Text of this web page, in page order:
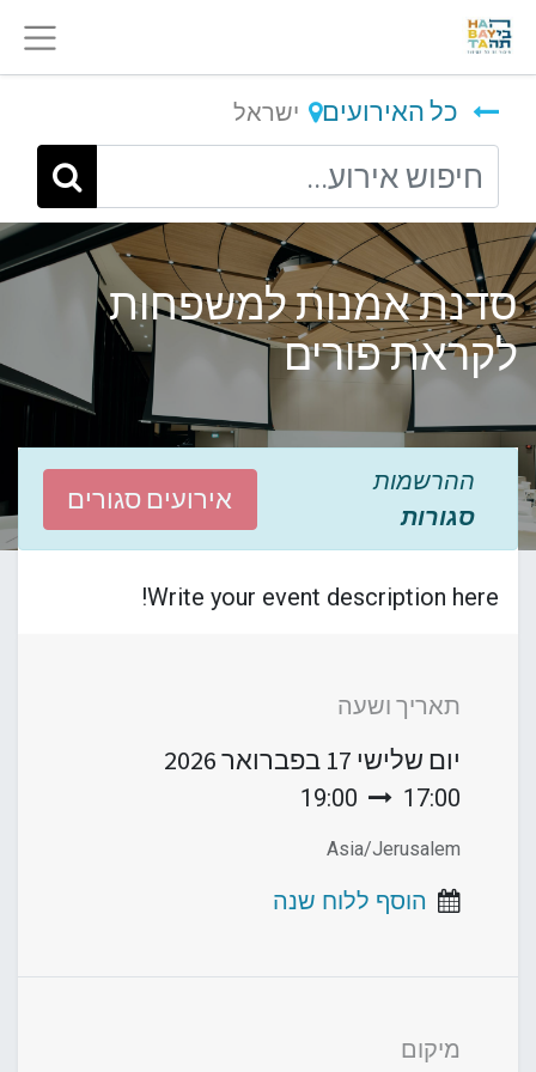
כל האירועים ישראל
סדנת אמנות למשפחות
לקראת פורים
ההרשמות
סגורות
אירועים סגורים
Write your event description here!
תאריך ושעה
יום שלישי 17 בפברואר 2026
17:00
19:00
Asia/Jerusalem
הוסף ללוח שנה
מיקום